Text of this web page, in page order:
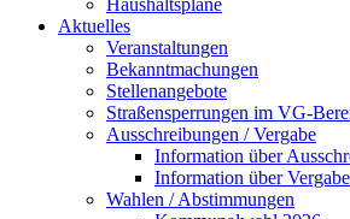
Haushaltspläne
Aktuelles
Veranstaltungen
Bekanntmachungen
Stellenangebote
Straßensperrungen im VG-
Ausschreibungen / Vergabe
Information über
Information über
Wahlen / Abstimmungen